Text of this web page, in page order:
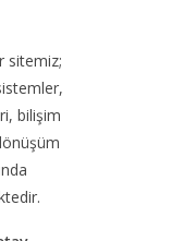
sitemiz;
bilişim